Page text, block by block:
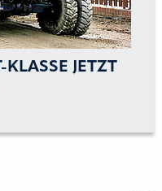
KLASSE JETZT